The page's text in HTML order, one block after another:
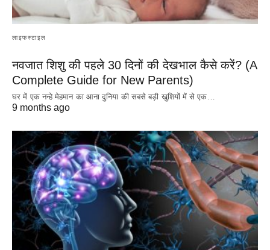
लाइफस्टाइल
नवजात शिशु की पहले 30 दिनों की देखभाल कैसे करें? (A
Complete Guide for New Parents)
घर में एक नन्हे मेहमान का आना दुनिया की सबसे बड़ी खुशियों में से एक…
9 months ago